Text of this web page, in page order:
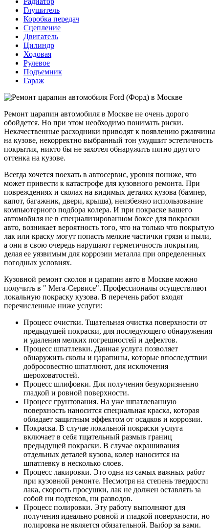
Глушитель
Коробка передач
Сцепление
Двигатель
Цилиндр
Ходовая
Рулевое
Подъемник
Гараж
Ремонт царапин автомобиля в Москве не очень дорого
обойдется. Но при этом необходимо понимать риски.
Некачественные расходники приводят к появлению ржавчины
на кузове, некорректно выбранный тон ухудшит эстетичность
покрытия, никто бы не захотел обнаружить пятно другого
оттенка на кузове.
Всегда хочется поехать в автосервис, уровня пониже, что
может привести к катастрофе для кузовного ремонта. При
повреждениях и сколах на видимых деталях кузова (бампер,
капот, багажник, двери, крыша), неизбежно использование
компьютерного подбора колера. И при покраске вашего
автомобиля не в специализированном боксе для покраски
авто, возникает вероятность того, что на только что покрытую
лак или краску могут попасть мелкие частички грязи и пыли,
а они в свою очередь нарушают герметичность покрытия,
делая ее уязвимым для коррозии металла при определенных
погодных условиях.
Кузовной ремонт сколов и царапин авто в Москве можно
получить в " Мега-Сервисе". Профессионалы осуществляют
локальную покраску кузова. В перечень работ входят
перечисленные ниже услуги:
Процесс очистки. Тщательная очистка поверхности от
предыдущей покраски, для последующего обнаружения
и удаления мелких погрешностей и дефектов.
Процесс шпатлевки. Данная услуга позволяет
обнаружить сколы и царапины, которые впоследствии
добросовестно шпатлюют, для исключения
шероховатостей.
Процесс шлифовки. Для получения безукоризненно
гладкой и ровной поверхности.
Процесс грунтования. На уже шпатлеванную
поверхность наносится специальная краска, которая
обладает защитным эффектом от осадков и коррозии.
Покраска. В случае локальной покраски услуга
включает в себя тщательный размыв границ
предыдущей покраски. В случае окрашивания
отдельных деталей кузова, колер наносится на
шпатлевку в несколько слоев.
Процесс лакировки. Это одна из самых важных работ
при кузовной ремонте. Несмотря на степень твердости
лака, скорость просушки, лак не должен оставлять за
собой ни подтеков, ни разводов.
Процесс полировки. Эту работу выполняют для
получения идеально ровной и гладкой поверхности, но
полировка не является обязательной. Выбор за вами.